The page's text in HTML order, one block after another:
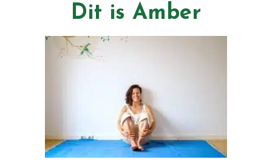
Dit is Amber